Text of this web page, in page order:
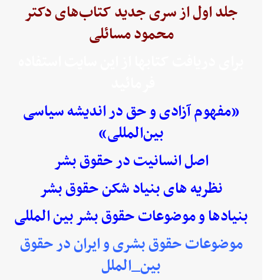
جلد اول از سری جدید کتاب‌های دکتر
محمود مسائلی
«مفهوم آزادی و حق در اندیشه سیاسی
بین‌المللی»
اصل انسانیت در حقوق بشر
نظریه های بنیاد شکن حقوق بشر
بنیادها و موضوعات حقوق بشر بین المللی
موضوعات حقوق بشری و ایران در حقوق
بین_الملل